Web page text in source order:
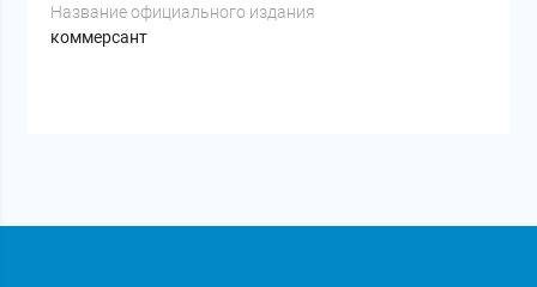
Название официального издания
коммерсант